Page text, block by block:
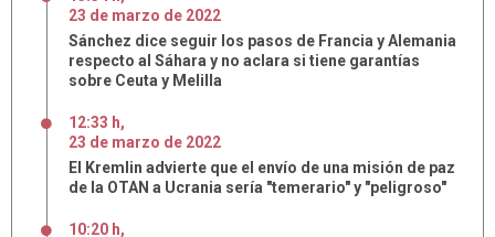
23 de marzo de 2022
Sánchez dice seguir los pasos de Francia y Alemania
respecto al Sáhara y no aclara si tiene garantías
sobre Ceuta y Melilla
12:33 h,
23 de marzo de 2022
El Kremlin advierte que el envío de una misión de paz
de la OTAN a Ucrania sería "temerario" y "peligroso"
10:20 h,